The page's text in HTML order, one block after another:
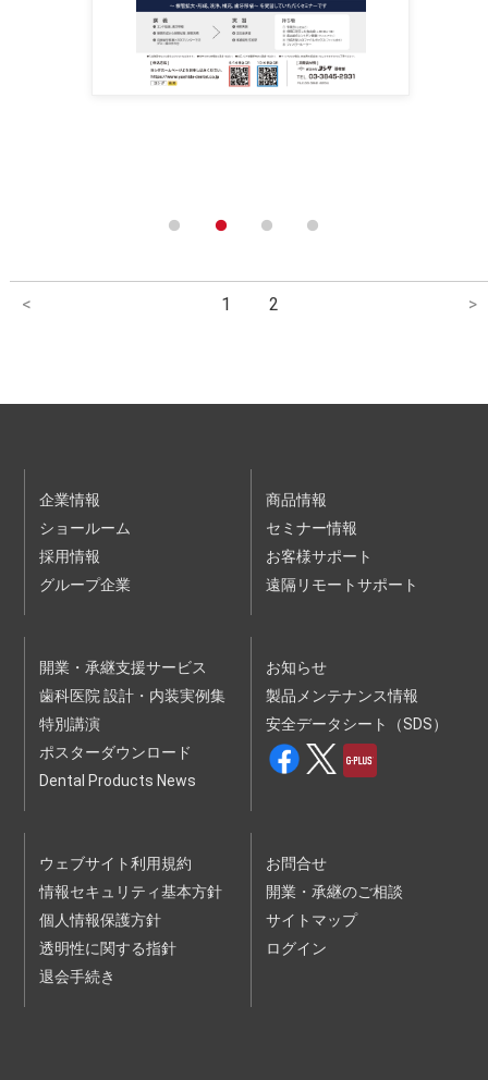
< 1 2 >
企業情報
ショールーム
採用情報
グループ企業
商品情報
セミナー情報
お客様サポート
遠隔リモートサポート
開業・承継支援サービス
歯科医院 設計・内装実例集
特別講演
ポスターダウンロード
Dental Products News
お知らせ
製品メンテナンス情報
安全データシート（SDS）
ウェブサイト利用規約
情報セキュリティ基本方針
個人情報保護方針
透明性に関する指針
退会手続き
お問合せ
開業・承継のご相談
サイトマップ
ログイン